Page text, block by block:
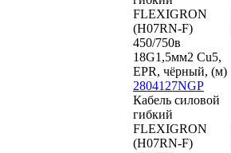
FLEXIGRON
(H07RN-F)
450/750в
18G1,5мм2 Cu5,
EPR, чёрный, (м)
2804127NGP
Кабель силовой
гибкий
FLEXIGRON
(H07RN-F)